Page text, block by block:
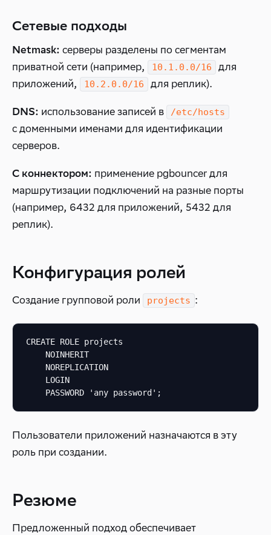
Сетевые подходы
Netmask: серверы разделены по сегментам
приватной сети (например,
10.1.0.0/16
для
приложений,
10.2.0.0/16 для реплик).
DNS: использование записей в /etc/hosts
с доменными именами для идентификации
серверов.
С коннектором: применение pgbouncer для
маршрутизации подключений на разные порты
(например, 6432 для приложений, 5432 для
реплик).
Конфигурация ролей
Создание групповой роли projects :
CREATE ROLE projects
    NOINHERIT
    NOREPLICATION
    LOGIN
    PASSWORD 'any password';
Пользователи приложений назначаются в эту
роль при создании.
Резюме
Предложенный подход обеспечивает